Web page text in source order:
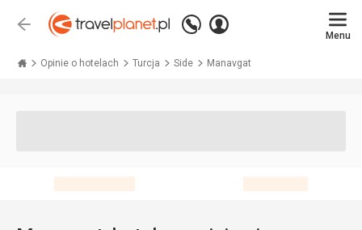
Wstecz
Zadzwoń
+48 71 771 76 55
Zaloguj
Menu
Opinie o hotelach Turcja Side Manavgat